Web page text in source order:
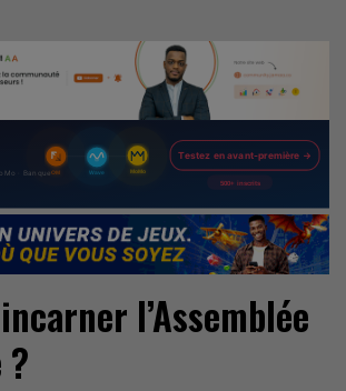
l’Assemblée